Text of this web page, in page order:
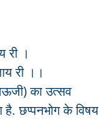
री ।
री ।।
का उत्सव
छप्पनभोग के